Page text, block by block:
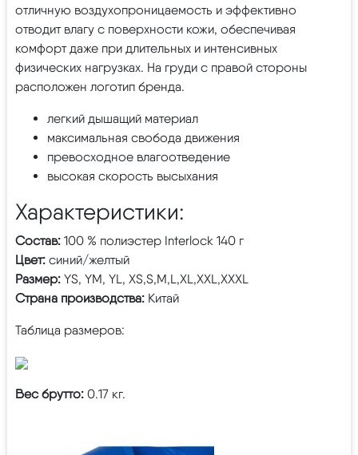
отличную воздухопроницаемость и эффективно
отводит влагу с поверхности кожи, обеспечивая
комфорт даже при длительных и интенсивных
физических нагрузках. На груди с правой стороны
расположен логотип бренда.
легкий дышащий материал
максимальная свобода движения
превосходное влагоотведение
высокая скорость высыхания
Характеристики:
Состав: 100 % полиэстер Interlock 140 г
Цвет: синий/желтый
Размер: YS, YM, YL, XS,S,M,L,XL,XXL,XXXL
Страна производства: Китай
Таблица размеров:
Вес брутто: 0.17 кг.